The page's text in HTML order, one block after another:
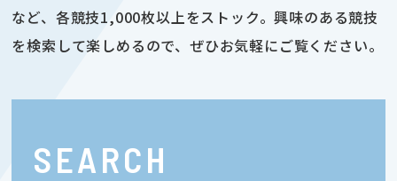
など、各競技1,000枚以上をストック。興味のある競技
を検索して楽しめるので、ぜひお気軽にご覧ください。
SEARCH